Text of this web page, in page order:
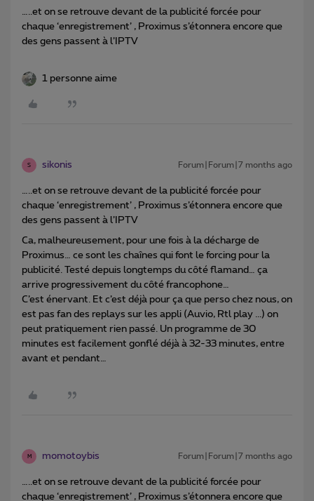
…..et on se retrouve devant de la publicité forcée pour
chaque ‘enregistrement’ , Proximus s’étonnera encore que
des gens passent à l’IPTV
1 personne aime
S sikonis Forum|Forum|7 months ago
…..et on se retrouve devant de la publicité forcée pour
chaque ‘enregistrement’ , Proximus s’étonnera encore que
des gens passent à l’IPTV
Ca, malheureusement, pour une fois à la décharge de
Proximus… ce sont les chaînes qui font le forcing pour la
publicité. Testé depuis longtemps du côté flamand… ça
arrive progressivement du côté francophone…
C’est énervant. Et c’est déjà pour ça que perso chez nous, on
est pas fan des replays sur les appli (Auvio, Rtl play ...) on
peut pratiquement rien passé. Un programme de 30
minutes est facilement gonflé déjà à 32-33 minutes, entre
avant et pendant…
M momotoybis Forum|Forum|7 months ago
…..et on se retrouve devant de la publicité forcée pour
chaque ‘enregistrement’ , Proximus s’étonnera encore que